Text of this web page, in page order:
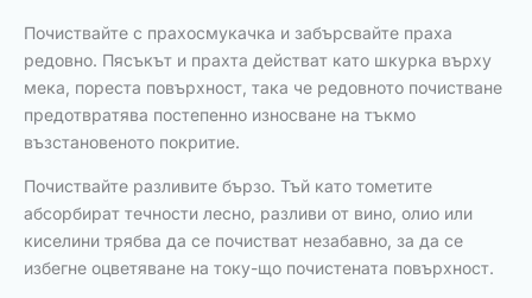
Почиствайте с прахосмукачка и забърсвайте праха
редовно. Пясъкът и прахта действат като шкурка върху
мека, пореста повърхност, така че редовното почистване
предотвратява постепенно износване на тъкмо
възстановеното покритие.
Почиствайте разливите бързо. Тъй като тометите
абсорбират течности лесно, разливи от вино, олио или
киселини трябва да се почистват незабавно, за да се
избегне оцветяване на току-що почистената повърхност.